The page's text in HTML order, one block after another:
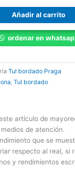
Añadir al carrito
ordenar en
Tul bordado Praga
, Tul bordado
artículo de
de atención.
que se
respecto al real, si
y rendimientos